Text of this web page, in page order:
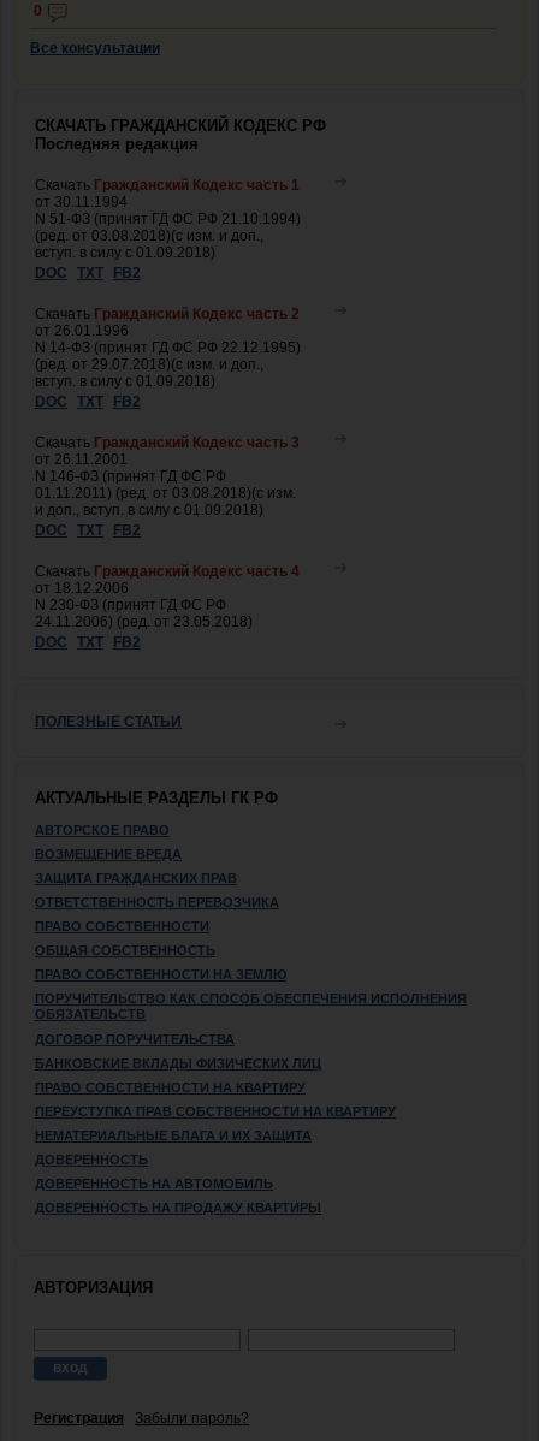
0
Все консультации
СКАЧАТЬ ГРАЖДАНСКИЙ КОДЕКС РФ
Последняя редакция
Скачать Гражданский Кодекс часть 1
от 30.11.1994
N 51-ФЗ (принят ГД ФС РФ 21.10.1994)
(ред. от 03.08.2018)(с изм. и доп.,
вступ. в силу с 01.09.2018)
DOC
TXT FB2
Скачать Гражданский Кодекс часть 2
от 26.01.1996
N 14-ФЗ (принят ГД ФС РФ 22.12.1995)
(ред. от 29.07.2018)(с изм. и доп.,
вступ. в силу с 01.09.2018)
DOC
TXT FB2
Скачать Гражданский Кодекс часть 3
от 26.11.2001
N 146-ФЗ (принят ГД ФС РФ
01.11.2011) (ред. от 03.08.2018)(с изм.
и доп., вступ. в силу с 01.09.2018)
DOC
TXT FB2
Скачать Гражданский Кодекс часть 4
от 18.12.2006
N 230-ФЗ (принят ГД ФС РФ
24.11.2006) (ред. от 23.05.2018)
DOC
TXT FB2
ПОЛЕЗНЫЕ СТАТЬИ
АКТУАЛЬНЫЕ РАЗДЕЛЫ ГК РФ
АВТОРСКОЕ ПРАВО
ВОЗМЕЩЕНИЕ ВРЕДА
ЗАЩИТА ГРАЖДАНСКИХ ПРАВ
ОТВЕТСТВЕННОСТЬ ПЕРЕВОЗЧИКА
ПРАВО СОБСТВЕННОСТИ
ОБЩАЯ СОБСТВЕННОСТЬ
ПРАВО СОБСТВЕННОСТИ НА ЗЕМЛЮ
ПОРУЧИТЕЛЬСТВО КАК СПОСОБ ОБЕСПЕЧЕНИЯ ИСПОЛНЕНИЯ
ОБЯЗАТЕЛЬСТВ
ДОГОВОР ПОРУЧИТЕЛЬСТВА
БАНКОВСКИЕ ВКЛАДЫ ФИЗИЧЕСКИХ ЛИЦ
ПРАВО СОБСТВЕННОСТИ НА КВАРТИРУ
ПЕРЕУСТУПКА ПРАВ СОБСТВЕННОСТИ НА КВАРТИРУ
НЕМАТЕРИАЛЬНЫЕ БЛАГА И ИХ ЗАЩИТА
ДОВЕРЕННОСТЬ
ДОВЕРЕННОСТЬ НА АВТОМОБИЛЬ
ДОВЕРЕННОСТЬ НА ПРОДАЖУ КВАРТИРЫ
АВТОРИЗАЦИЯ
Регистрация Забыли пароль?